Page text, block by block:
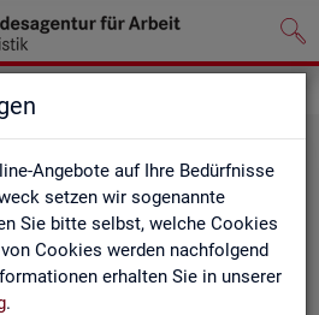
Angebote auf Ihre Bedürfnisse
setzen wir sogenannte
Sie bitte selbst, welche Cookies
Cookies werden nachfolgend
erhalten Sie in unserer
. Ver­ord­nun­gen